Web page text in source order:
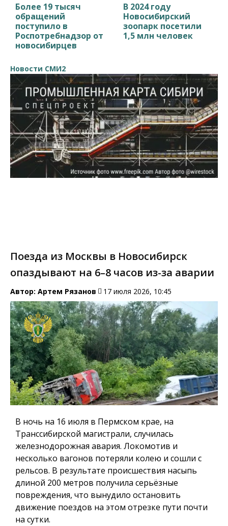
Более 19 тысяч
обращений
поступило в
Роспотребнадзор от
новосибирцев
В 2024 году
Новосибирский
зоопарк посетили
1,5 млн человек
Новости СМИ2
Поезда из Москвы в Новосибирск
опаздывают на 6–8 часов из-за аварии
Автор: Артем Рязанов 17 июля 2026, 10:45
В ночь на 16 июля в Пермском крае, на
Транссибирской магистрали, случилась
железнодорожная авария. Локомотив и
несколько вагонов потеряли колею и сошли с
рельсов. В результате происшествия насыпь
длиной 200 метров получила серьёзные
повреждения, что вынудило остановить
движение поездов на этом отрезке пути почти
на сутки.